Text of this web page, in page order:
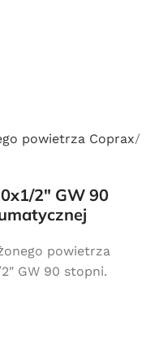
powietrza Coprax
2″ GW 90
powietrza
GW 90 stopni.